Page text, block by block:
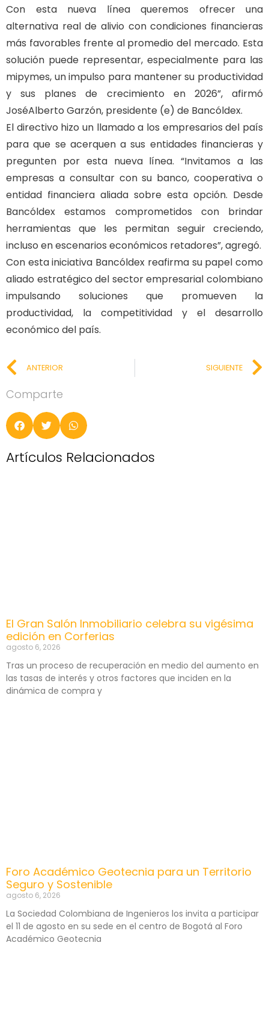
Con esta nueva línea queremos ofrecer una
alternativa real de alivio con condiciones financieras
más favorables frente al promedio del mercado. Esta
solución puede representar, especialmente para las
mipymes, un impulso para mantener su productividad
y sus planes de crecimiento en 2026”, afirmó
JoséAlberto Garzón, presidente (e) de Bancóldex.
El directivo hizo un llamado a los empresarios del país
para que se acerquen a sus entidades financieras y
pregunten por esta nueva línea. “Invitamos a las
empresas a consultar con su banco, cooperativa o
entidad financiera aliada sobre esta opción. Desde
Bancóldex estamos comprometidos con brindar
herramientas que les permitan seguir creciendo,
incluso en escenarios económicos retadores”, agregó.
Con esta iniciativa Bancóldex reafirma su papel como
aliado estratégico del sector empresarial colombiano
impulsando soluciones que promueven la
productividad, la competitividad y el desarrollo
económico del país.
ANTERIOR SIGUIENTE
Comparte
Artículos Relacionados
El Gran Salón Inmobiliario celebra su vigésima
edición en Corferias
agosto 6, 2026
Tras un proceso de recuperación en medio del aumento en
las tasas de interés y otros factores que inciden en la
dinámica de compra y
Foro Académico Geotecnia para un Territorio
Seguro y Sostenible
agosto 6, 2026
La Sociedad Colombiana de Ingenieros los invita a participar
el 11 de agosto en su sede en el centro de Bogotá al Foro
Académico Geotecnia